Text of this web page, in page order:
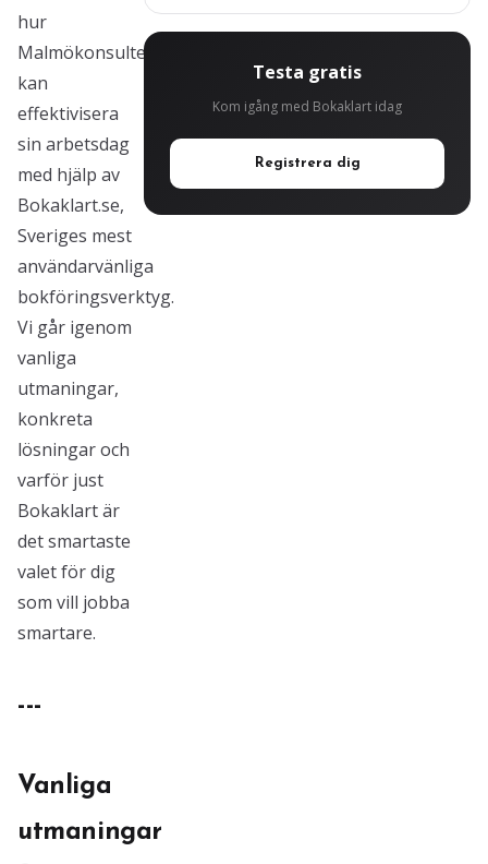
hur
Malmökonsulter
kan
effektivisera
sin arbetsdag
med hjälp av
Bokaklart.se,
Sveriges mest
användarvänliga
bokföringsverktyg.
Vi går igenom
vanliga
utmaningar,
konkreta
lösningar och
varför just
Bokaklart är
det smartaste
valet för dig
som vill jobba
smartare.
---
Vanliga
utmaningar
Testa gratis
Kom igång med Bokaklart idag
Registrera dig